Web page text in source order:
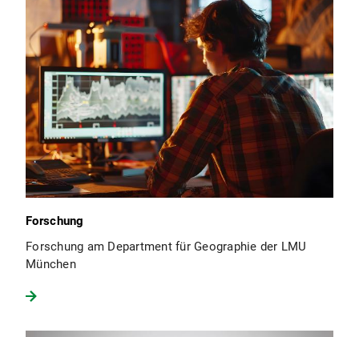
Forschung
Forschung am Department für Geographie der LMU
München